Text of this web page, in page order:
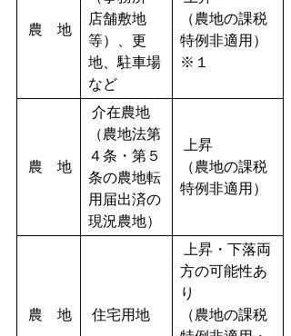
農 地
店舗敷地
等）、更
地、駐車場
など
（農地の課税
特例非適用）
※１
農 地
介在農地
（農地法第
４条・第５
条の農地転
用届出済の
現況農地）
上昇
（農地の課税
特例非適用）
農 地 住宅用地
上昇・下落両
方の可能性あ
り
（農地の課税